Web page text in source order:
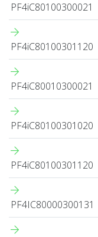
PF4iC80100300021
PF4iC80100301120
PF4iC80010300021
PF4iC80100301020
PF4iC80100301120
PF4IC80000300131